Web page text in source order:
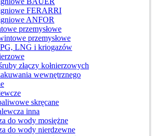
FERARRI
ANFOR
przemysłowe
przemysłowe
LNG i kriogazów
złączy kołnierzowych
wewnętrznego
skręcane
inna
do wody mosiężne
do wody nierdzewne